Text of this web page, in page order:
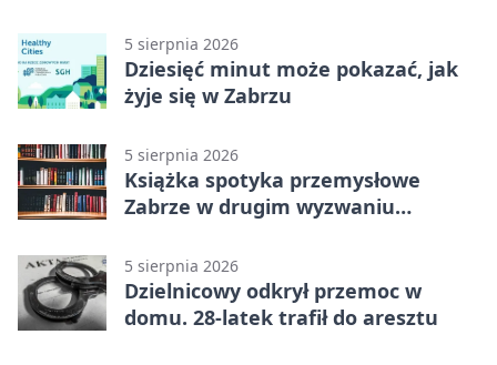
5 sierpnia 2026
Dziesięć minut może pokazać, jak
żyje się w Zabrzu
5 sierpnia 2026
Książka spotyka przemysłowe
Zabrze w drugim wyzwaniu
5 sierpnia 2026
Dzielnicowy odkrył przemoc w
domu. 28-latek trafił do aresztu